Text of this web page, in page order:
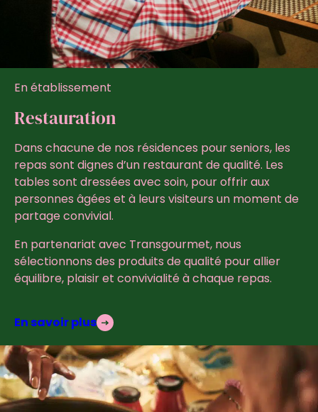
En établissement
Restauration
Dans chacune de nos résidences pour seniors, les
repas sont dignes d’un restaurant de qualité. Les
tables sont dressées avec soin, pour offrir aux
personnes âgées et à leurs visiteurs un moment de
partage convivial.
En partenariat avec Transgourmet, nous
sélectionnons des produits de qualité pour allier
équilibre, plaisir et convivialité à chaque repas.
En savoir plus